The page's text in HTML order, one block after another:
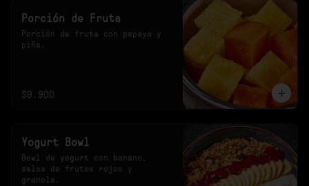
Porción de Fruta
Porción de fruta con papaya y
piña.
$9.900
Yogurt Bowl
Bowl de yogurt con banano,
salsa de frutos rojos y
granola.